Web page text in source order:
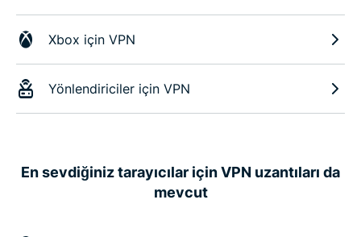
Xbox için VPN
Yönlendiriciler için VPN
En sevdiğiniz tarayıcılar için VPN uzantıları da
mevcut